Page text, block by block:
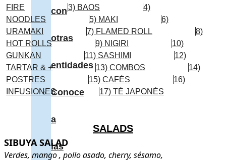
con
otras
entidades
Conoce
a
las
FIRE
3) BAOS
4)
NOODLES
5) MAKI
6)
URAMAKI
7) FLAMED ROLL
8)
HOT ROLLS
9) NIGIRI
10)
GUNKAN
11) SASHIMI
12)
TARTAR & +
13) COMBOS
14)
POSTRES
15) CAFÉS
16)
INFUSIONES
17) TÉ JAPONÉS
SALADS
SIBUYA SALAD . Verdes, mango , pollo asado, cherry,
SIBUYA SALAD
Verdes, mango , pollo asado, cherry, sésamo,